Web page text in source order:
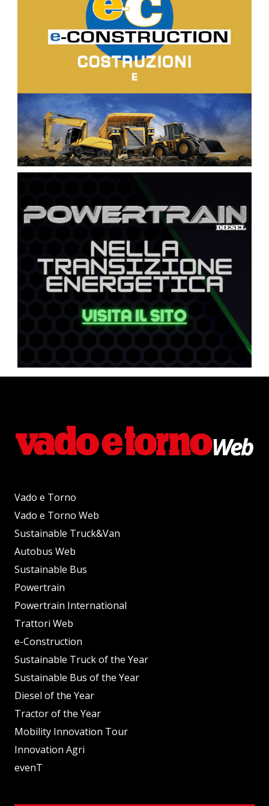
Vado e Torno
Vado e Torno Web
Sustainable Truck&Van
Autobus Web
Sustainable Bus
Powertrain
Powertrain International
Trattori Web
e-Construction
Sustainable Truck of the Year
Sustainable Bus of the Year
Diesel of the Year
Tractor of the Year
Mobility Innovation Tour
Innovation Agri
evenT